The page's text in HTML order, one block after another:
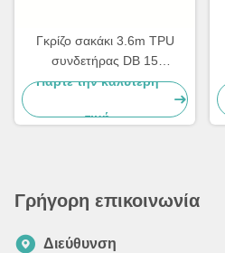
Γκρίζο σακάκι 3.6m TPU
συνδετήρας DB 15
μολύβδου IEC 10 καλωδίων
Πάρτε την καλύτερη
τιμή
Γρήγορη επικοινωνία
Διεύθυνση